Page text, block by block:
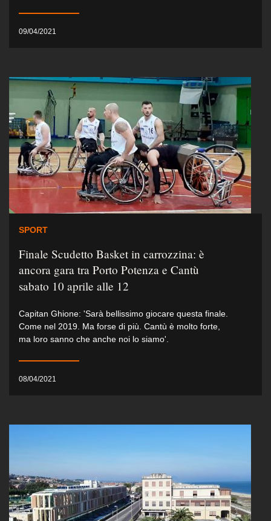
09/04/2021
SPORT
Finale Scudetto Basket in carrozzina: è
ancora gara tra Porto Potenza e Cantù
sabato 10 aprile alle 12
Capitan Ghione: 'Sarà bellissimo giocare questa finale.
Come nel 2019. Ma forse di più. Cantù è molto forte,
ma loro sanno che anche noi lo siamo'.
08/04/2021